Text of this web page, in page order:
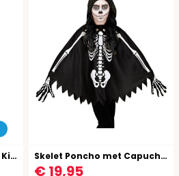
Mister Skellington Outfit Kind Skelet Poncho met Capuchon Meisjes
€ 19,95